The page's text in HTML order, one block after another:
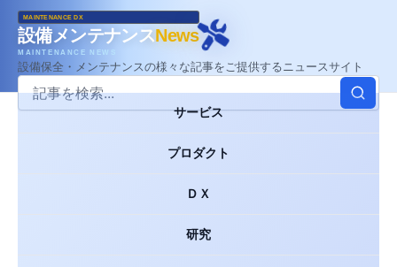
MAINTENANCE DX
設備メンテナンスNews
MAINTENANCE NEWS
設備保全・メンテナンスの様々な記事をご提供するニュースサイト
サービス
プロダクト
ＤＸ
研究